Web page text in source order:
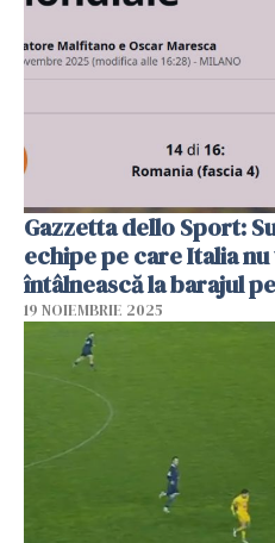
Gazzetta dello Sport:
echipe pe care Italia
întâlnească la barajul
19 NOIEMBRIE 2025